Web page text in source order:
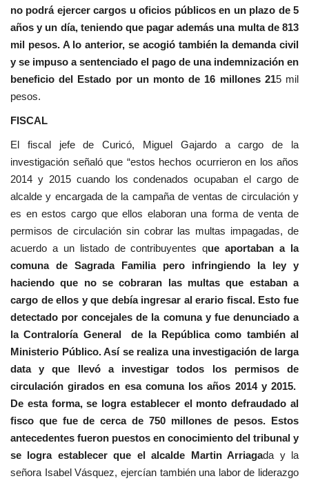
no podrá ejercer cargos u oficios públicos en un plazo de 5
años y un día, teniendo que pagar además una multa de 813
mil pesos. A lo anterior, se acogió también la demanda civil
y se impuso a sentenciado el pago de una indemnización en
beneficio del Estado por un monto de 16 millones 215 mil
pesos.
FISCAL
El fiscal jefe de Curicó, Miguel Gajardo a cargo de la
investigación señaló que “estos hechos ocurrieron en los años
2014 y 2015 cuando los condenados ocupaban el cargo de
alcalde y encargada de la campaña de ventas de circulación y
es en estos cargo que ellos elaboran una forma de venta de
permisos de circulación sin cobrar las multas impagadas, de
acuerdo a un listado de contribuyentes que aportaban a la
comuna de Sagrada Familia pero infringiendo la ley y
haciendo que no se cobraran las multas que estaban a
cargo de ellos y que debía ingresar al erario fiscal. Esto fue
detectado por concejales de la comuna y fue denunciado a
la Contraloría General de la República como también al
Ministerio Público. Así se realiza una investigación de larga
data y que llevó a investigar todos los permisos de
circulación girados en esa comuna los años 2014 y 2015.
De esta forma, se logra establecer el monto defraudado al
fisco que fue de cerca de 750 millones de pesos. Estos
antecedentes fueron puestos en conocimiento del tribunal y
se logra establecer que el alcalde Martin Arriagada y la
señora Isabel Vásquez, ejercían también una labor de liderazgo